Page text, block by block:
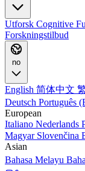
Utforsk Cognitive
Forskningstilbud
no
English 简体中文
Deutsch Português
European
Italiano Nederlands
Magyar Slovenčina
Asian
Bahasa Melayu